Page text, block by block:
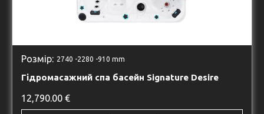
Розмір: 2740 -2280 -910 mm
Гідромасажний спа басейн Signature Desire
12,790.00 €